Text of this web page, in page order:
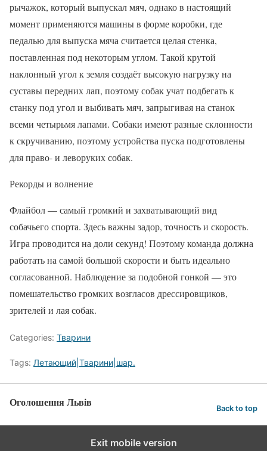
рычажок, который выпускал мяч, однако в настоящий
момент применяются машины в форме коробки, где
педалью для выпуска мяча считается целая стенка,
поставленная под некоторым углом. Такой крутой
наклонный угол к земля создаёт высокую нагрузку на
суставы передних лап, поэтому собак учат подбегать к
станку под угол и выбивать мяч, запрыгивая на станок
всеми четырьмя лапами. Собаки имеют разные склонности
к скручиванию, поэтому устройства пуска подготовлены
для право- и леворуких собак.
Рекорды и волнение
Флайбол — самый громкий и захватывающий вид
собачьего спорта. Здесь важны задор, точность и скорость.
Игра проводится на доли секунд! Поэтому команда должна
работать на самой большой скорости и быть идеально
согласованной. Наблюдение за подобной гонкой — это
помешательство громких возгласов дрессировщиков,
зрителей и лая собак.
Categories: Тварини
Tags: Летающий|Тварини|шар.
Оголошення Львів Back to top
Exit mobile version